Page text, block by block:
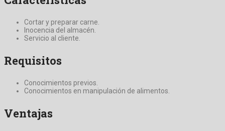
Cortar y preparar carne.
Inocencia del almacén.
Servicio al cliente.
Requisitos
Conocimientos previos.
Conocimientos en manipulación de alimentos.
Ventajas